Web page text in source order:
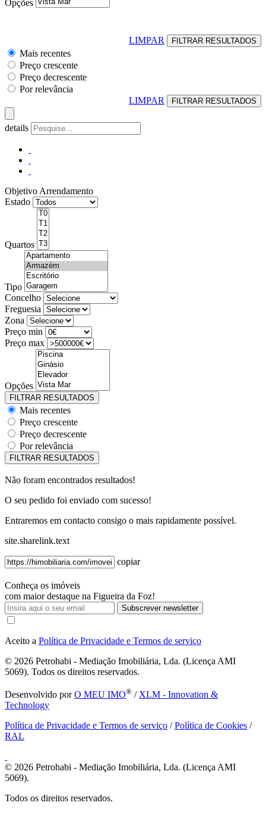
Opções
LIMPAR
Mais recentes
Preço crescente
Preço decrescente
Por relevância
LIMPAR
details
Objetivo Arrendamento
Estado
Quartos
Tipo
Concelho
Freguesia
Zona
Preço min
Preço max
Opções
Mais recentes
Preço crescente
Preço decrescente
Por relevância
Não foram encontrados resultados!
O seu pedido foi enviado com sucesso!
Entraremos em contacto consigo o mais rapidamente possível.
site.sharelink.text
copiar
Conheça os imóveis
com maior destaque na Figueira da Foz!
Subscrever newsletter
Aceito a Política de Privacidade e Termos de serviço
© 2026 Petrohabi - Mediação Imobiliária, Lda. (Licença AMI
5069). Todos os direitos reservados.
Desenvolvido porO MEU IMO® / XLM - Innovation &
Technology
Política de Privacidade e Termos de serviço /Política de Cookies /
RAL
© 2026 Petrohabi - Mediação Imobiliária, Lda. (Licença AMI
5069).
Todos os direitos reservados.